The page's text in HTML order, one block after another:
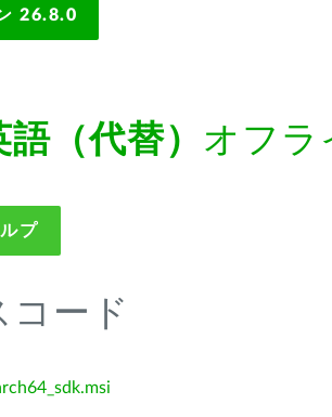
26.8.0
語（代替） オフラ
プ
コード